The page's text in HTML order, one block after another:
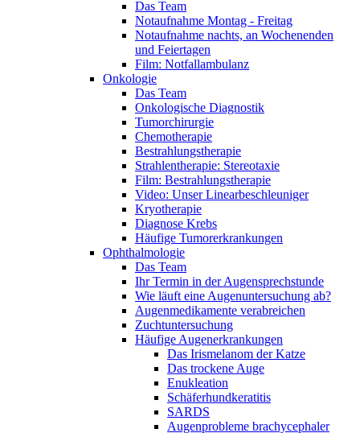
Das Team
Notaufnahme Montag - Freitag
Notaufnahme nachts, an Wochenenden
und Feiertagen
Film: Notfallambulanz
Onkologie
Das Team
Onkologische Diagnostik
Tumorchirurgie
Chemotherapie
Bestrahlungstherapie
Strahlentherapie: Stereotaxie
Film: Bestrahlungstherapie
Video: Unser Linearbeschleuniger
Kryotherapie
Diagnose Krebs
Häufige Tumorerkrankungen
Ophthalmologie
Das Team
Ihr Termin in der Augensprechstunde
Wie läuft eine Augenuntersuchung ab?
Augenmedikamente verabreichen
Zuchtuntersuchung
Häufige Augenerkrankungen
Das Irismelanom der Katze
Das trockene Auge
Enukleation
Schäferhundkeratitis
SARDS
Augenprobleme brachycephaler